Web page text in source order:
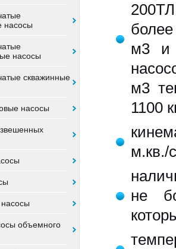
насосы
насосы
скважинные
насосы
объемного
м3 и
м3
1100
м.кв./
не